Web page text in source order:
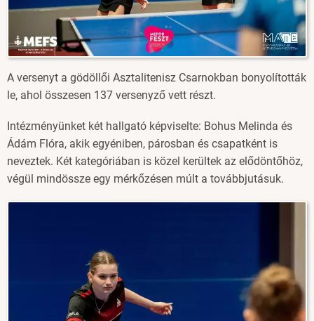
A versenyt a gödöllői Asztalitenisz Csarnokban bonyolították
le, ahol összesen 137 versenyző vett részt.
Intézményünket két hallgató képviselte: Bohus Melinda és
Ádám Flóra, akik egyéniben, párosban és csapatként is
neveztek. Két kategóriában is közel kerültek az elődöntőhöz,
végül mindössze egy mérkőzésen múlt a továbbjutásuk.